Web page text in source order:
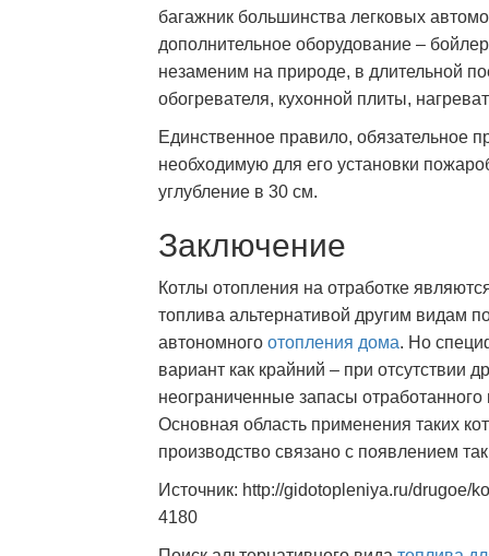
багажник большинства легковых
дополнительное оборудование –
незаменим на природе, в длительной
обогревателя, кухонной плиты,
Единственное правило, обязательное
необходимую для его установки
углубление в 30 см.
Заключение
Котлы отопления на отработке
топлива альтернативой другим видам
автономного отопления дома. Но
вариант как крайний – при отсутствии
неограниченные запасы
Основная область применения таких
производство связано с появлением
Источник: http://gidotopleniya.ru/drugoe/
4180